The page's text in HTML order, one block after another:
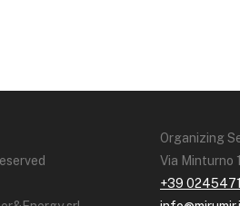
Organizing
Via Minturno
+39